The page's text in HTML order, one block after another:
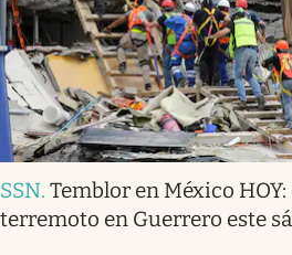
SSN. Temblor en México
terremoto en Guerrero este